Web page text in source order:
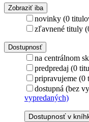
Zobraziť iba
novinky (0
zľavnené tituly
Dostupnosť
na centrálnom
predpredaj (0
pripravujeme (0
dostupná (bez
vypredaných)
Dostupnosť v